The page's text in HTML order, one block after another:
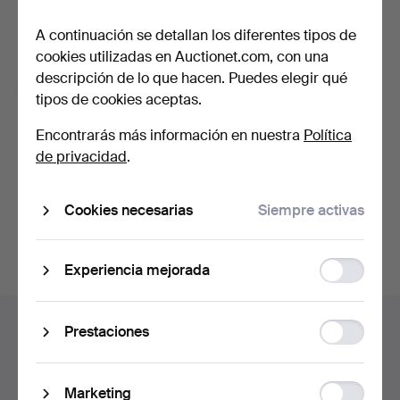
seleccionados e inspiración. Y si cambias de opinión, puedes
darte de baja muy fácilmente.
Soy mayor de 18 años y acepto lostérminos y
condiciones de uso, y confirmo que he leído la
de privacidad.
Acepta las condiciones para continuar.
Navegación
pie
Ayuda y contacto
A continuación se detallan los diferentes tipos de
cookies utilizadas en Auctionet.com, con una
descripción de lo que hacen. Puedes elegir qué
tipos de cookies aceptas.
Encontrarás más información en nuestra Política
de privacidad.
Cookies necesarias Siempre activas
Experiencia mejorada
storage
Prestaciones
storage
Marketing
Ad